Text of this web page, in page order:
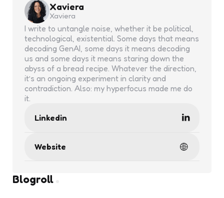
Xaviera
Xaviera
I write to untangle noise, whether it be political,
technological, existential. Some days that means
decoding GenAI, some days it means decoding
us and some days it means staring down the
abyss of a bread recipe. Whatever the direction,
it’s an ongoing experiment in clarity and
contradiction. Also: my hyperfocus made me do
it.
Linkedin
Website
Blogroll